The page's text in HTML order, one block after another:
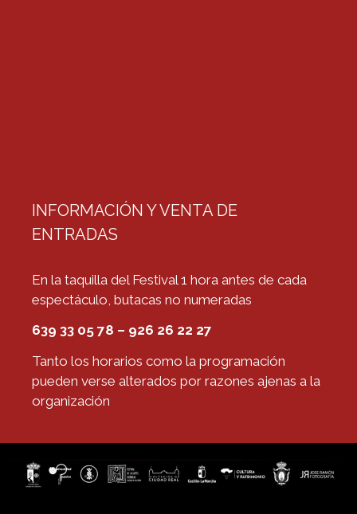
INFORMACIÓN Y VENTA DE
ENTRADAS
En la taquilla del Festival 1 hora antes de cada
espectáculo, butacas no numeradas
639 33 05 78 – 926 26 22 27
Tanto los horarios como la programación
pueden verse alterados por razones ajenas a la
organización